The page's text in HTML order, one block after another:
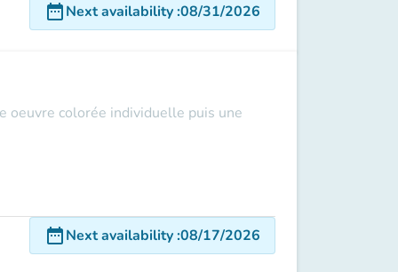
date_rangeNext availability:08/31/2026
oeuvre colorée individuelle puis une
date_rangeNext availability:08/17/2026